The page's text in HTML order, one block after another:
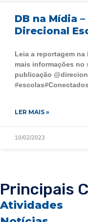
DB na Mídia
Direcional
Leia a reportagem
mais informações no
publicação
LER MAIS »
10/02/2023
Principais
Atividades